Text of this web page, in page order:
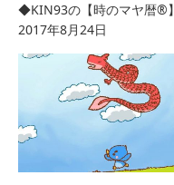
◆KIN93の【時のマヤ暦®︎】
2017年8月24日